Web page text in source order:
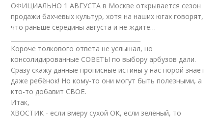
ОФИЦИАЛЬНО 1 АВГУСТА в Москве открывается сезон
продажи бахчевых культур, хотя на наших югах говорят,
что раньше середины августа и не ждите…
Короче толкового ответа не услышал, но
консолидированные СОВЕТЫ по выбору арбузов дали.
Сразу скажу данные прописные истины у нас порой знает
даже ребёнок! Но кому-то они могут быть полезными, а
кто-то добавит СВОЁ.
Итак,
ХВОСТИК - если вмеру сухой ОК, если зелёный, то